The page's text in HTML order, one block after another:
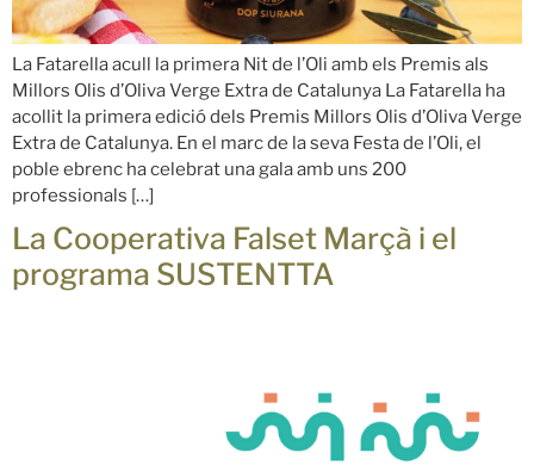
La Fatarella acull la primera Nit de l’Oli amb els Premis als
Millors Olis d’Oliva Verge Extra de Catalunya La Fatarella ha
acollit la primera edició dels Premis Millors Olis d’Oliva Verge
Extra de Catalunya. En el marc de la seva Festa de l’Oli, el
poble ebrenc ha celebrat una gala amb uns 200
professionals […]
La Cooperativa Falset Marçà i el
programa SUSTENTTA